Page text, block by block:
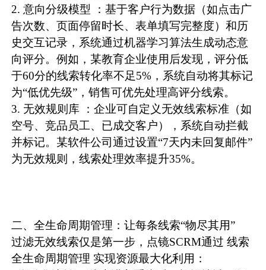
2. 意向分级模型 ：基于客户行为数据（如点击广
告次数、页面停留时长、表单填写完整度）和历
史交互记录，系统通过机器学习算法生成动态意
向评分。例如，某教育企业使用后发现，评分低
于60分的线索转化率不足5%，系统自动将其标记
为“低优先级”，销售可优先处理高评分线索。
3. 无效规则库 ：企业可自定义无效线索标准（如
空号、竞品员工、已成交客户），系统自动拦截
并标记。某软件公司通过设置“7天内未回复邮件”
为无效规则，线索处理效率提升35%。
二、全生命周期管理：让每条线索“物尽其用”
过滤无效线索仅是第一步，点镜SCRM通过 线索
全生命周期管理 实现资源最大化利用：